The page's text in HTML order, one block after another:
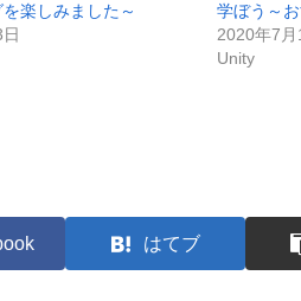
楽しみました～
学ぼう～
2020年7月
Unity
はてブ